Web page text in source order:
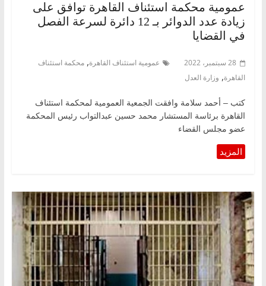
عمومية محكمة استئناف القاهرة توافق على
زيادة عدد الدوائر بـ 12 دائرة لسرعة الفصل
في القضايا
28 سبتمبر، 2022 عمومية استئناف القاهرة, محكمة استئناف
القاهرة, وزارة العدل
كتب – أحمد سلامة وافقت الجمعية العمومية لمحكمة استئناف
القاهرة برئاسة المستشار محمد حسين عبدالتواب رئيس المحكمة
عضو مجلس القضاء